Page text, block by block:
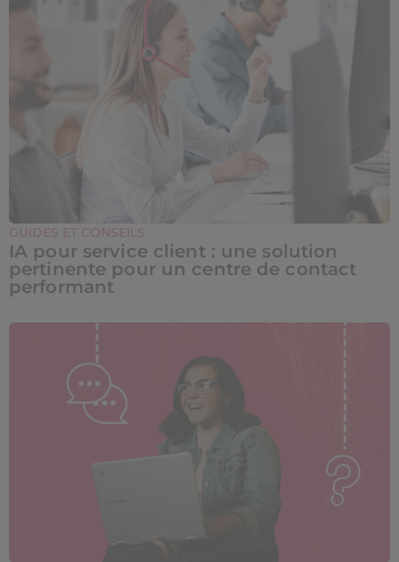
GUIDES ET CONSEILS
IA pour service client : une solution
pertinente pour un centre de contact
performant